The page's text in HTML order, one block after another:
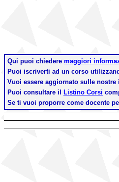
Qui puoi chiedere maggiori
Puoi iscriverti ad un corso
Vuoi essere aggiornato sulle nostre
Puoi consultare il
Listino Corsi
Se ti vuoi proporre come docente